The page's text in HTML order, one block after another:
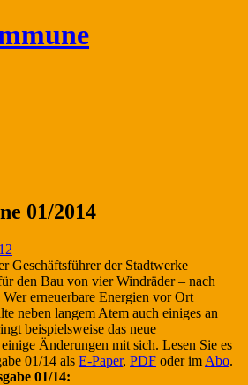
01/2014
Geschäftsführer der Stadtwerke
den Bau von vier Windräder – nach
erneuerbare Energien vor Ort
neben langem Atem auch einiges an
beispielsweise das neue
Änderungen mit sich. Lesen Sie es
01/14 als E-Paper, PDF oder im Abo.
01/14: